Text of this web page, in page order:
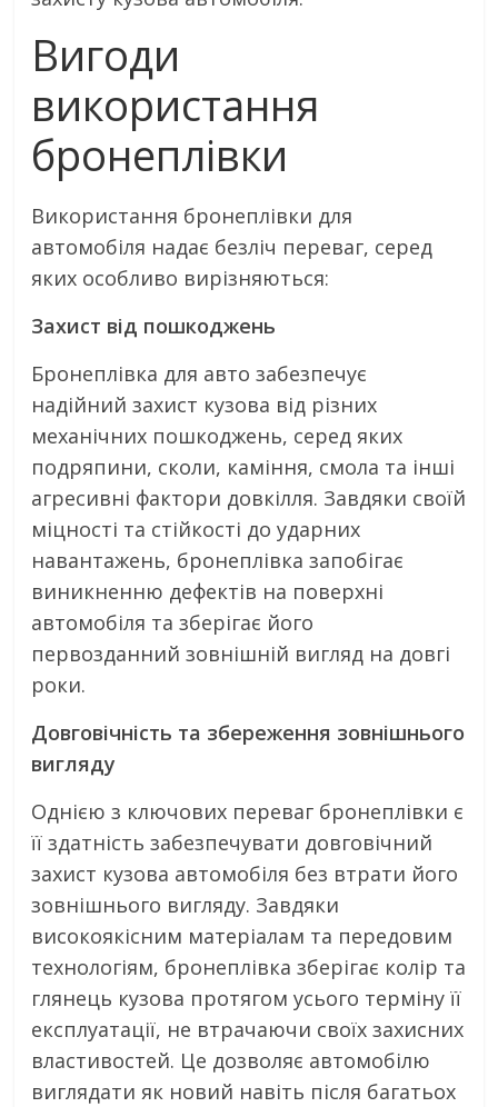
Вигоди
використання
бронеплівки
Використання бронеплівки для
автомобіля надає безліч переваг, серед
яких особливо вирізняються:
Захист від пошкоджень
Бронеплівка для авто забезпечує
надійний захист кузова від різних
механічних пошкоджень, серед яких
подряпини, сколи, каміння, смола та інші
агресивні фактори довкілля. Завдяки своїй
міцності та стійкості до ударних
навантажень, бронеплівка запобігає
виникненню дефектів на поверхні
автомобіля та зберігає його
первозданний зовнішній вигляд на довгі
роки.
Довговічність та збереження зовнішнього
вигляду
Однією з ключових переваг бронеплівки є
її здатність забезпечувати довговічний
захист кузова автомобіля без втрати його
зовнішнього вигляду. Завдяки
високоякісним матеріалам та передовим
технологіям, бронеплівка зберігає колір та
глянець кузова протягом усього терміну її
експлуатації, не втрачаючи своїх захисних
властивостей. Це дозволяє автомобілю
виглядати як новий навіть після багатьох